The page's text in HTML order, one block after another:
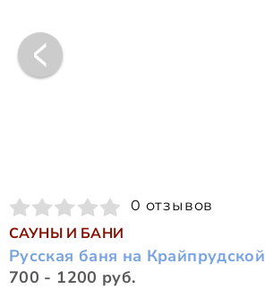
0 отзывов
САУНЫ И БАНИ
Русская баня на Крайпрудской
700 - 1200 руб.